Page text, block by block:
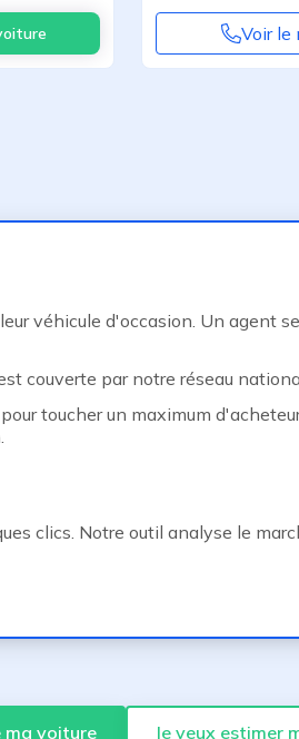
Voir le
véhicule d'occasion. Un agent
couverte par notre réseau
toucher un maximum
clics. Notre outil analyse le
ma voiture Je veux estimer